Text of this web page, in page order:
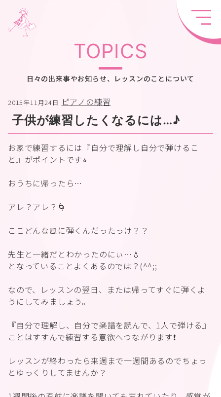
TOPICS
日々の出来事やお知らせ、レッスンのことについて
2015年11月24日 ピアノの練習
子供が練習したくなるには…♪
お家で練習するには『自分で理解し自分で弾けるこ
と』がポイントです⭐︎
おうちに帰ったら…
アレ？アレ？🌀
ここどんな風に弾くんだったっけ？？
先生と一緒だとわかったのにぃ…💧
となっていることよくあるのでは？(^^;;
なので、レッスンの翌日、または帰ってすぐに弾くよ
うにしてみましょう。
『自分で理解し、自分で楽譜を読んで、1人で弾ける』
ことはすすんで練習する意欲へつながります❗️
レッスンが終わったら来週まで一週間あるのでちょっ
とゆっくりしてませんか？